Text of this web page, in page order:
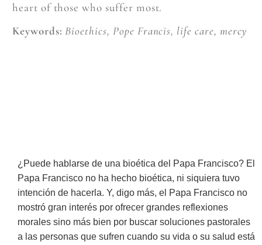
heart of those who suffer most.
Keywords: Bioethics, Pope Francis, life care, mercy
¿Puede hablarse de una bioética del Papa Francisco? El
Papa Francisco no ha hecho bioética, ni siquiera tuvo
intención de hacerla. Y, digo más, el Papa Francisco no
mostró gran interés por ofrecer grandes reflexiones
morales sino más bien por buscar soluciones pastorales
a las personas que sufren cuando su vida o su salud está